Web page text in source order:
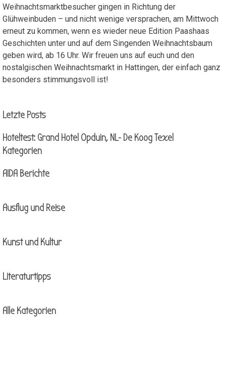
Weihnachtsmarktbesucher gingen in Richtung der
Glühweinbuden – und nicht wenige versprachen, am Mittwoch
erneut zu kommen, wenn es wieder neue Edition Paashaas
Geschichten unter und auf dem Singenden Weihnachtsbaum
geben wird, ab 16 Uhr. Wir freuen uns auf euch und den
nostalgischen Weihnachtsmarkt in Hattingen, der einfach ganz
besonders stimmungsvoll ist!
Block überspringen Letzte Posts
Letzte Posts
Hoteltest: Grand Hotel Opduin, NL- De Koog Texel
Block überspringen Kategorien
Kategorien
AIDA Berichte
Ausflug und Reise
Kunst und Kultur
Literaturtipps
Alle Kategorien